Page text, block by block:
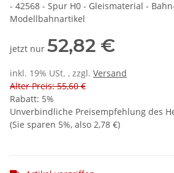
- 42568 - Spur H0 - Gleismaterial -
Modellbahnartikel
jetzt nur 52,82 €
inkl. 19% USt. , zzgl. Versand
Alter Preis: 55,60 €
Rabatt: 5%
Unverbindliche Preisempfehlung des
(Sie sparen 5%, also 2,78 €)